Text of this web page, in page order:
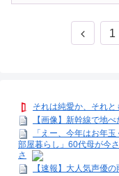
前
1
それは純愛か、それ
【画像】新幹線で地
「えー、今年はお年
部屋暮らし」60代母が今
さ
【速報】大人気声優